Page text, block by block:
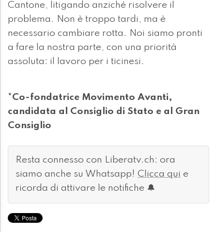
Cantone, litigando anziché risolvere il
problema. Non è troppo tardi, ma è
necessario cambiare rotta. Noi siamo pronti
a fare la nostra parte, con una priorità
assoluta: il lavoro per i ticinesi.
*Co-fondatrice Movimento Avanti,
candidata al Consiglio di Stato e al Gran
Consiglio
Resta connesso con Liberatv.ch: ora
siamo anche su Whatsapp! Clicca qui e
ricorda di attivare le notifiche 🔔